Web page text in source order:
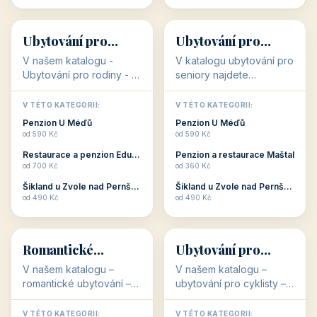
3 objekty 3 objekty
3 objekty 3 objekty
Oblíbené kategorie
🥾
🥾
Aktivní dovolená
V našem katalogu –
pro Vás připraveny
dovolenou přímo
dovolená nebo aktivní
odpočinek jso...
od 700 Kč
Penzion Pepicentrum
💰
💰
Kvalitní levné
ubytování
V našem katalogu –
jsou pro Vás připraveny
cenově dostupné
překvapeni, že i v nižší
c...
Penzion U Méďů
od 590 Kč
Hotel a restaurace Koníček